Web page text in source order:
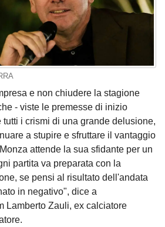
e non chiudere la stagione
- viste le premesse di inizio
i crismi di una grande delusione,
a stupire e sfruttare il vantaggio
attende la sua sfidante per un
partita va preparata con la
se pensi al risultato dell'andata
in negativo", dice a
Lamberto Zauli, ex calciatore